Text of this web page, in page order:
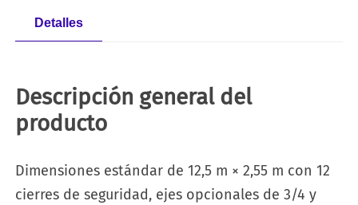
Detalles
Descripción general del
producto
Dimensiones estándar de 12,5 m × 2,55 m con 12
cierres de seguridad, ejes opcionales de 3/4 y